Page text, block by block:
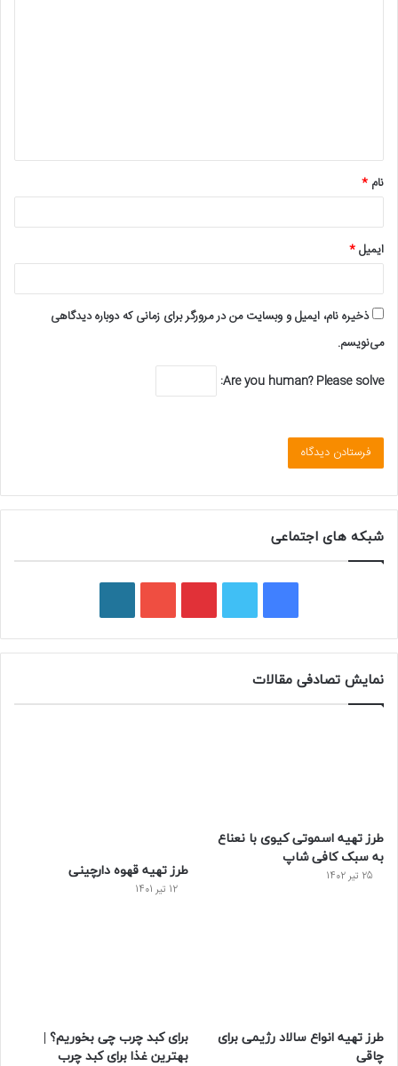
*
نام *
ایمیل*
ذخیره نام، ایمیل و وبسایت من در مرورگر برای زمانی که دوباره دیدگاهی
می‌نویسم.
Are you human? Please solve:
شبکه های اجتماعی
نمایش تصادفی مقالات
طرز تهیه اسموتی کیوی با نعناع
به سبک کافی شاپ
25 تیر 1402 طرز تهیه قهوه دارچینی
12 تیر 1401
طرز تهیه انواع سالاد رژیمی برای
چاقی
برای کبد چرب چی بخوریم؟ |
بهترین غذا برای کبد چرب